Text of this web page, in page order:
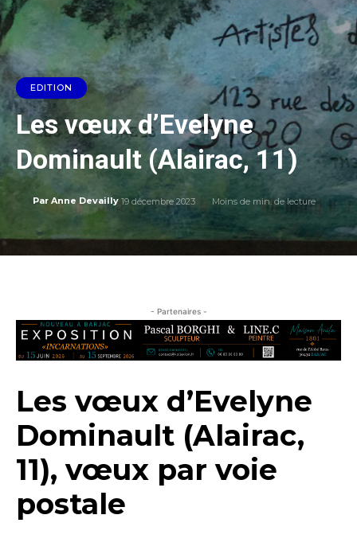
EDITION
Les vœux d’Evelyne
Dominault (Alairac, 11)
Par Anne Devailly 19 décembre 2023 Moins de min. de lecture
- Partenaires -
Les vœux d’Evelyne
Dominault (Alairac,
11), vœux par voie
postale